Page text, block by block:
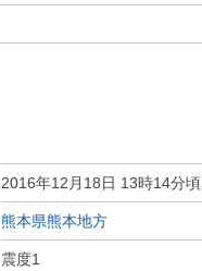
2016年12月18日 13時14分頃
熊本県熊本地方
震度1